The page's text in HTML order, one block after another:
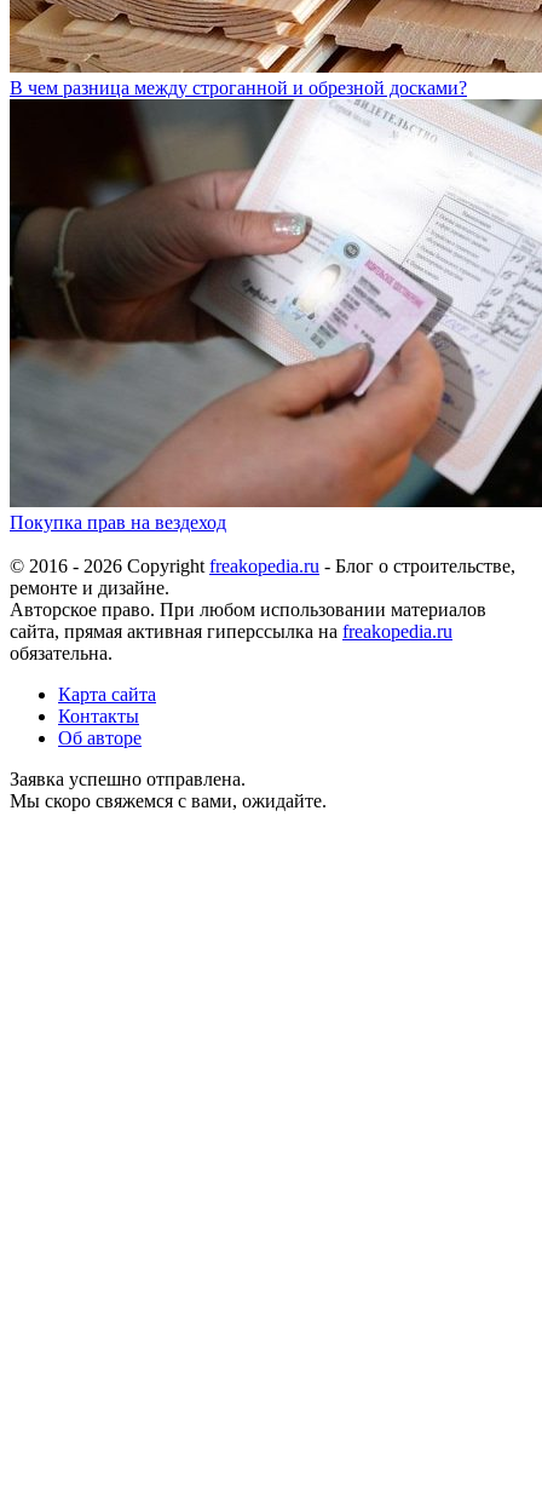
В чем разница между строганной и обрезной досками?
Покупка прав на вездеход
© 2016 - 2026 Copyrightfreakopedia.ru - Блог о строительстве,
ремонте и дизайне.
Авторское право. При любом использовании материалов
сайта, прямая активная гиперссылка на freakopedia.ru
обязательна.
Карта сайта
Контакты
Об авторе
Заявка успешно отправлена.
Мы скоро свяжемся с вами, ожидайте.